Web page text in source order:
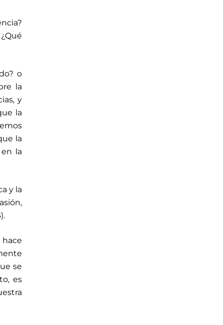
o
la
y
la
la
la
y la
hace
se
es